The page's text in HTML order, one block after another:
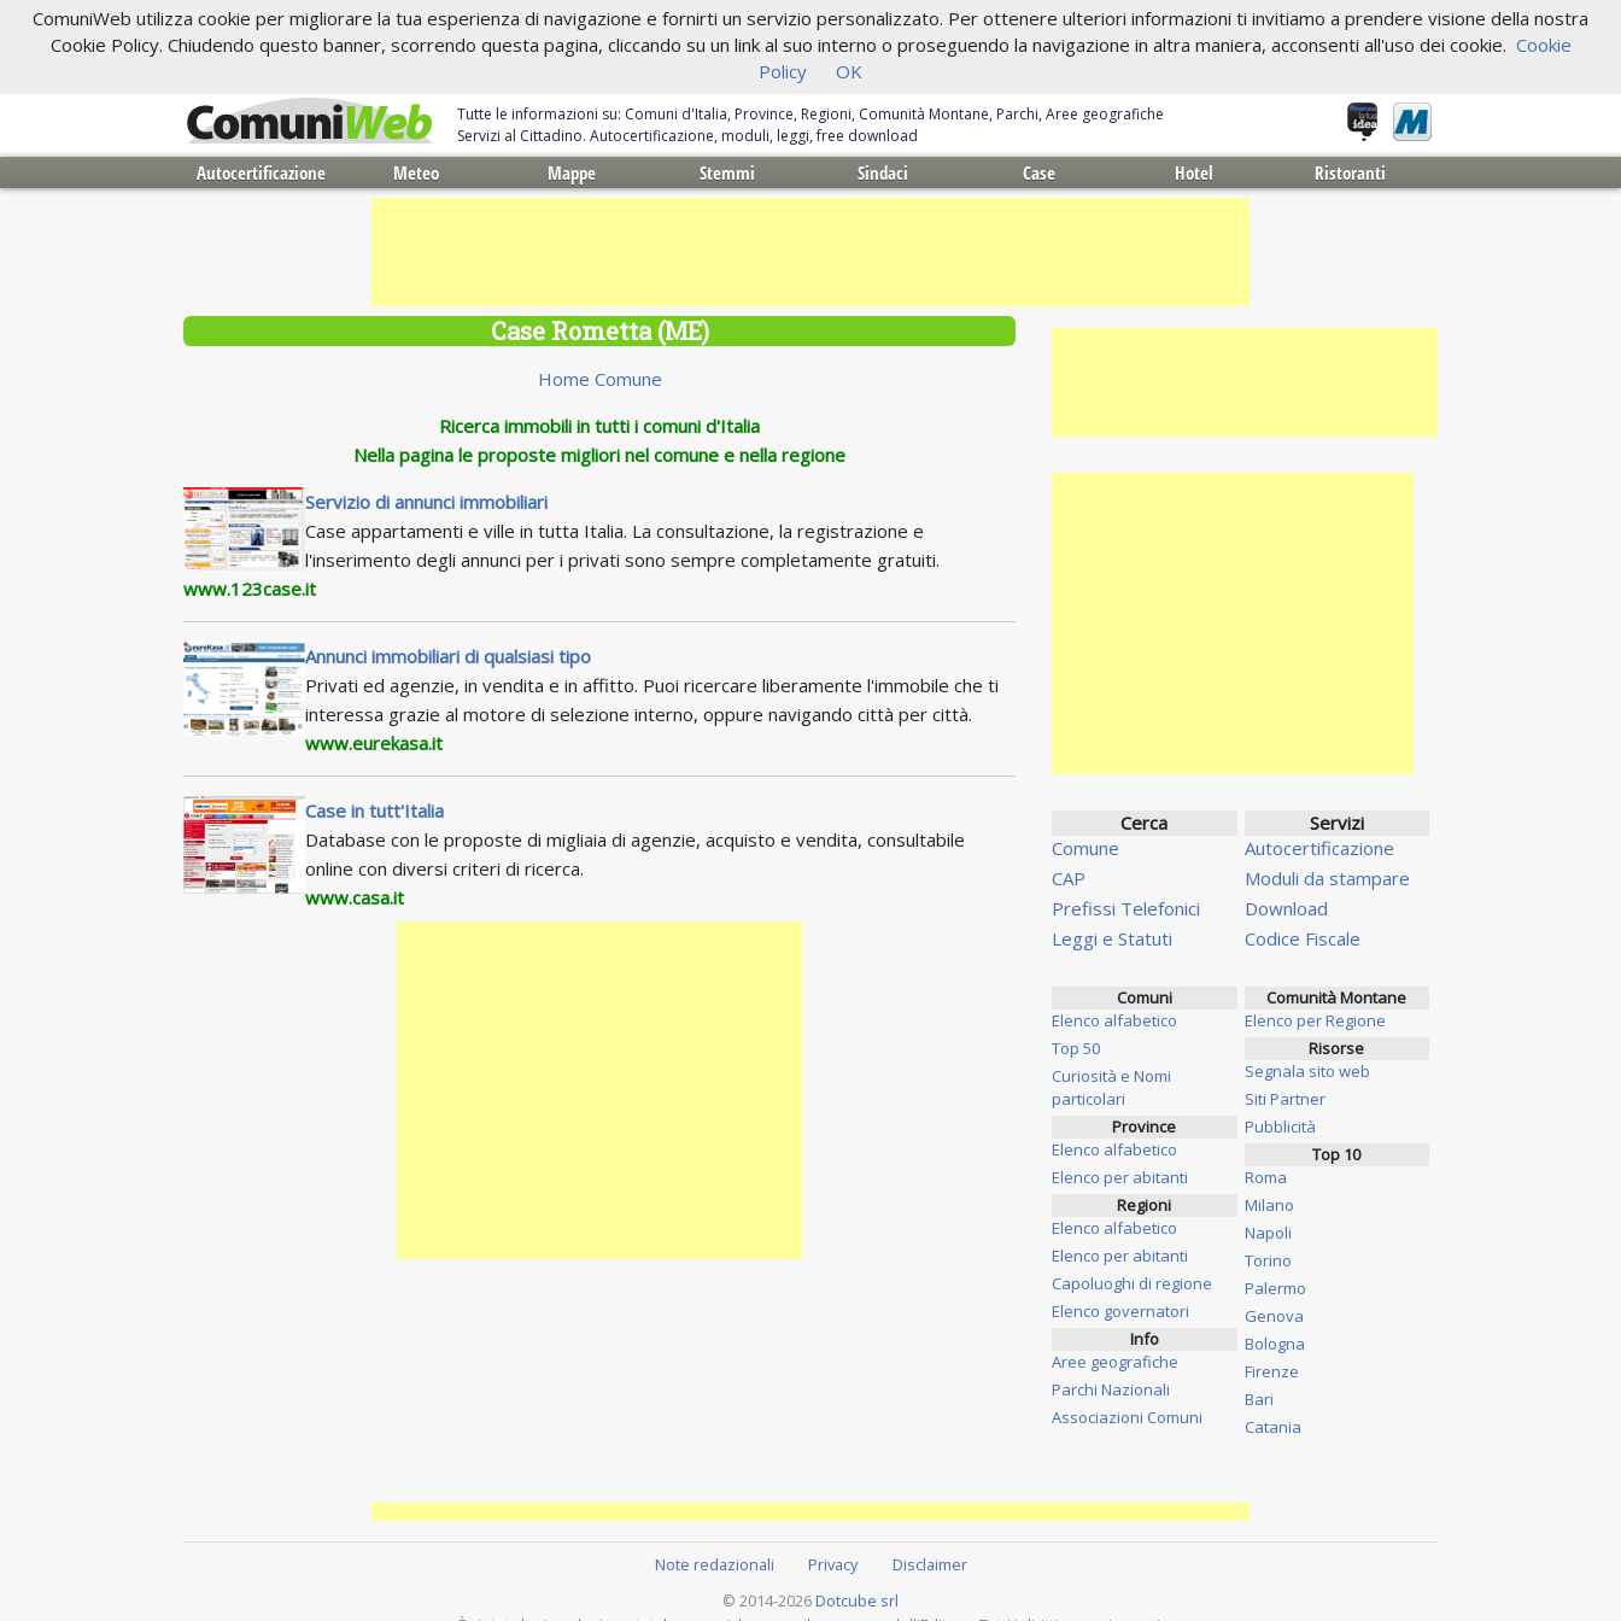
ComuniWeb utilizza cookie per migliorare la tua esperienza di navigazione e fornirti un servizio personalizzato. Per ottenere ulteriori informazioni ti invitiamo a prendere visione della nostra
Cookie Policy. Chiudendo questo banner, scorrendo questa pagina, cliccando su un link al suo interno o proseguendo la navigazione in altra maniera, acconsenti all'uso dei cookie. Cookie
Policy
OK
Tutte le informazioni su: Comuni d'Italia, Province, Regioni, Comunità Montane, Parchi, Aree geografiche
Servizi al Cittadino. Autocertificazione, moduli, leggi, free download
Autocertificazione Meteo Mappe Stemmi Sindaci Case Hotel Ristoranti
Case Rometta (ME)
Home Comune
Ricerca immobili in tutti i comuni d'Italia
Nella pagina le proposte migliori nel comune e nella regione
Servizio di annunci immobiliari
Case appartamenti e ville in tutta Italia. La consultazione, la registrazione e
l'inserimento degli annunci per i privati sono sempre completamente gratuiti.
www.123case.it
Annunci immobiliari di qualsiasi tipo
Privati ed agenzie, in vendita e in affitto. Puoi ricercare liberamente l'immobile che ti
interessa grazie al motore di selezione interno, oppure navigando città per città.
www.eurekasa.it
Case in tutt'Italia
Database con le proposte di migliaia di agenzie, acquisto e vendita, consultabile
online con diversi criteri di ricerca.
www.casa.it
Cerca
Comune
CAP
Prefissi Telefonici
Leggi e Statuti
Servizi
Autocertificazione
Moduli da stampare
Download
Codice Fiscale
Comuni
Elenco alfabetico
Top 50
Curiosità e Nomi
particolari
Province
Elenco alfabetico
Elenco per abitanti
Regioni
Elenco alfabetico
Elenco per abitanti
Capoluoghi di regione
Elenco governatori
Info
Aree geografiche
Parchi Nazionali
Associazioni Comuni
Comunità Montane
Elenco per Regione
Risorse
Segnala sito web
Siti Partner
Pubblicità
Top 10
Roma
Milano
Napoli
Torino
Palermo
Genova
Bologna
Firenze
Bari
Catania
Note redazionali Privacy
Disclaimer
© 2014-2026 Dotcube srl